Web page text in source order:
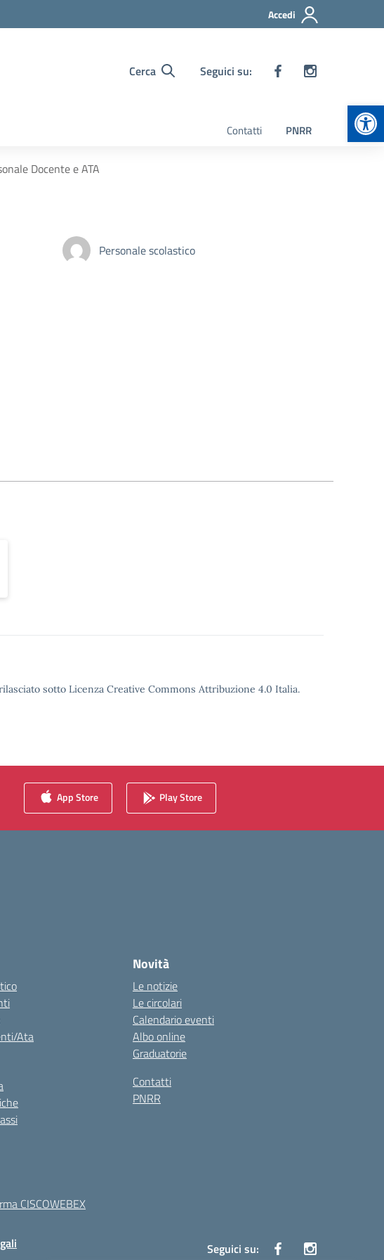
Accedi
Cerca Seguici su:
Contatti PNRR
Docente e ATA
Personale scolastico
sotto Licenza Creative Commons Attribuzione 4.0 Italia.
App Store Play Store
Ata
CISCOWEBEX
Novità
Le notizie
Le circolari
Calendario eventi
Albo online
Graduatorie
Contatti
PNRR
Seguici su: